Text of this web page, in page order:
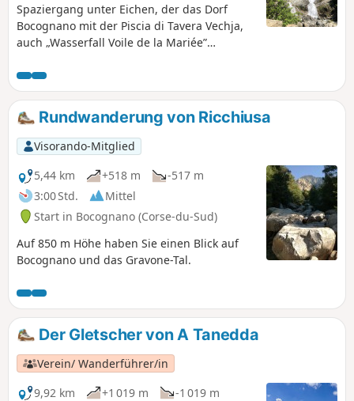
Spaziergang unter Eichen, der das Dorf
Bocognano mit der Piscia di Tavera Vechja,
auch „Wasserfall Voile de la Mariée”
Rundwanderung von Ricchiusa
Visorando-Mitglied
5,44 km
+518 m
-517 m
3:00 Std.
Mittel
Start in Bocognano (Corse-du-Sud)
Auf 850 m Höhe haben Sie einen Blick auf
Bocognano und das Gravone-Tal.
Der Gletscher von A Tanedda
Verein/ Wanderführer/in
9,92 km
+1 019 m
-1 019 m